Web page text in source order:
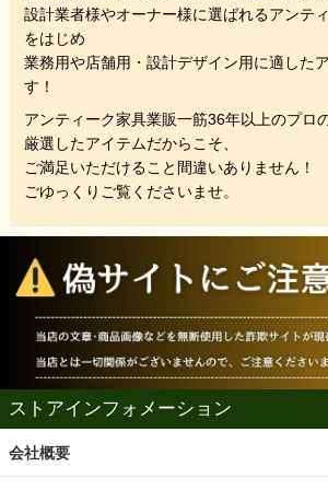
設計業者様やオーナー様に選ばれるアンテ
をはじめ
業務用や店舗用・設計デザイン用に適した
す！
アンティーク家具業販一筋36年以上のプロ
厳選したアイテムだからこそ、
ご満足いただけること間違いありません！
ごゆっくりご覧くださいませ。
ストアインフォメーション
会社概要